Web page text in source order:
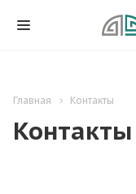
Главная Контакты
Контакты